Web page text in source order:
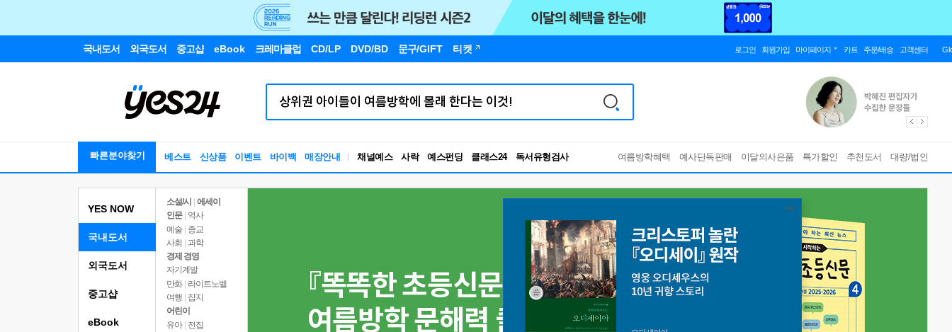
국내도서 외국도서 중고샵 eBook 크레마클럽 CD/LP DVD/BD 문구/GIFT 티켓 로그인 회원가입 마이페이지 카트 주문/배송 고객센터
빠른분야찾기 베스트 신상품 이벤트 바이백 매장안내 채널예스 사락 예스펀딩 클래스24
독서유형검사
RBTI Lab
독서유형검사
여름방학혜택 예사단독판매 이달의사은품 특가할인 추천도서 대량/법인
YES NOW
국내도서
소설/시
에세이
인문
역사
예술 | 종교
사회 | 과학
경제 경영
자기계발
만화 | 라이트노벨
여행
잡지
어린이
유아 | 전집
외국도서
중고샵
eBook